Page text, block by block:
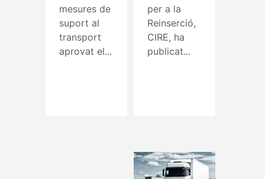
mesures de
suport al
transport
aprovat el...
per a la
Reinserció,
CIRE, ha
publicat...